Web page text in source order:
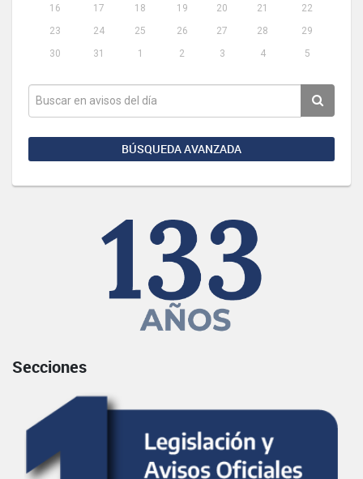
16
17 18 19 20 21
22
23
24 25 26 27 28
29
30
31 1 2 3 4 5
BÚSQUEDA AVANZADA
Secciones